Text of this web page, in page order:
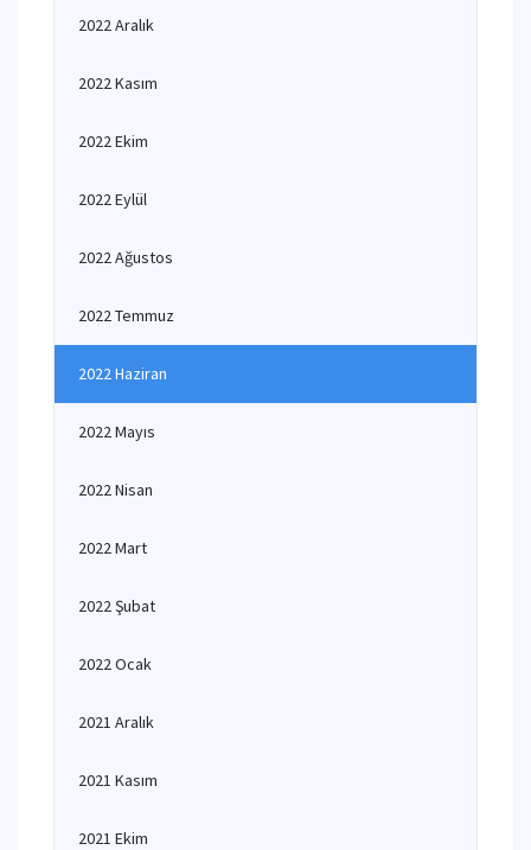
2022 Aralık
2022 Kasım
2022 Ekim
2022 Eylül
2022 Ağustos
2022 Temmuz
2022 Haziran
2022 Mayıs
2022 Nisan
2022 Mart
2022 Şubat
2022 Ocak
2021 Aralık
2021 Kasım
2021 Ekim